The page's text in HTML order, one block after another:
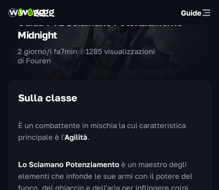
Guide
Midnight
di Fouren
2 giorno/i fa7min 1285 visualizzazioni
Sulla classe
È un combattente in mischia la cui caratteristica
principale è l'Agilità.
Lo Sciamano Potenziamento è un maestro degli
elementi che infonde le sue armi con il potere del
fuoco, del ghiaccio e dell'aria per infliggere colpi